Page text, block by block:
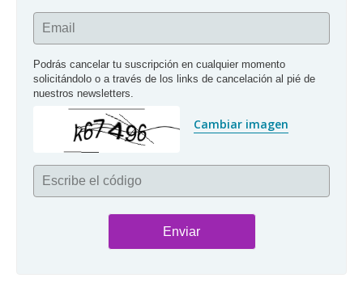
Email
Podrás cancelar tu suscripción en cualquier momento
solicitándolo o a través de los links de cancelación al pié de
nuestros newsletters.
Cambiar imagen
Escribe el código